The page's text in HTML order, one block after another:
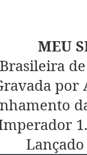
MEU
por